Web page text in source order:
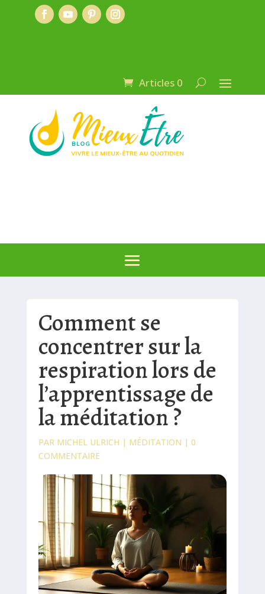
Articles 0
Comment se
concentrer sur la
respiration lors de
l’apprentissage de
la méditation ?
PAR MICHEL ULRICH | MÉDITATION | 0
COMMENTAIRE